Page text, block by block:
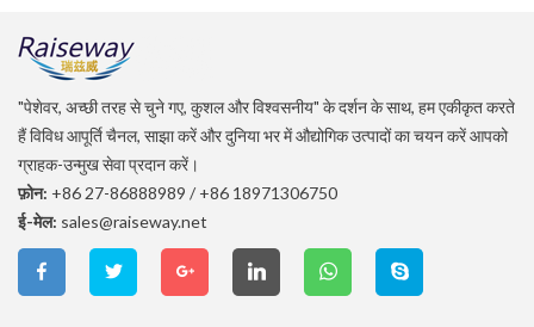
"पेशेवर, अच्छी तरह से चुने गए, कुशल और विश्वसनीय" के दर्शन के साथ, हम एकीकृत करते
हैं विविध आपूर्ति चैनल, साझा करें और दुनिया भर में औद्योगिक उत्पादों का चयन करें आपको
ग्राहक-उन्मुख सेवा प्रदान करें।
फ़ोन: +86 27-86888989 / +86 18971306750
ई-मेल: sales@raiseway.net